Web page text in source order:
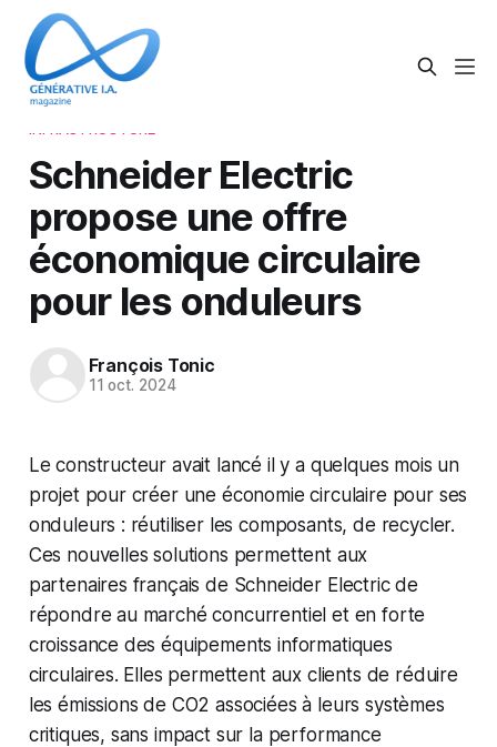
Schneider Electric
propose une offre
économique circulaire
pour les onduleurs
François Tonic
11 oct. 2024
Le constructeur avait lancé il y a quelques mois un
projet pour créer une économie circulaire pour ses
onduleurs : réutiliser les composants, de recycler.
Ces nouvelles solutions permettent aux
partenaires français de Schneider Electric de
répondre au marché concurrentiel et en forte
croissance des équipements informatiques
circulaires. Elles permettent aux clients de réduire
les émissions de CO2 associées à leurs systèmes
critiques, sans impact sur la performance